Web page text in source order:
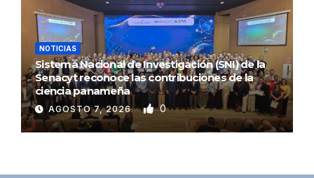
NOTICIAS
Sistema Nacional de Investigación (SNI) de la
Senacyt reconoce las contribuciones de la
ciencia panameña
AGOSTO 7, 2026 0